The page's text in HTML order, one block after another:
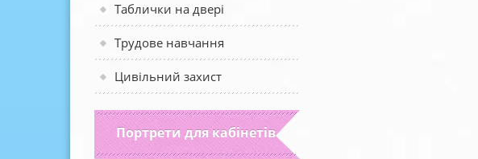
Таблички на двері
Трудове навчання
Цивільний захист
Портрети для кабінетів